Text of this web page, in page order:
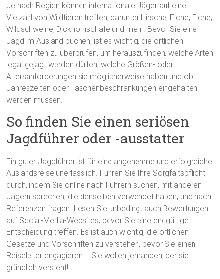
Je nach Region können internationale Jäger auf eine
Vielzahl von Wildtieren treffen, darunter Hirsche, Elche, Elche,
Wildschweine, Dickhornschafe und mehr. Bevor Sie eine
Jagd im Ausland buchen, ist es wichtig, die örtlichen
Vorschriften zu überprüfen, um herauszufinden, welche Arten
legal gejagt werden dürfen, welche Größen- oder
Altersanforderungen sie möglicherweise haben und ob
Jahreszeiten oder Taschenbeschränkungen eingehalten
werden müssen.
So finden Sie einen seriösen
Jagdführer oder -ausstatter
Ein guter Jagdführer ist für eine angenehme und erfolgreiche
Auslandsreise unerlässlich. Führen Sie Ihre Sorgfaltspflicht
durch, indem Sie online nach Führern suchen, mit anderen
Jägern sprechen, die denselben verwendet haben, und nach
Referenzen fragen. Lesen Sie unbedingt auch Bewertungen
auf Social-Media-Websites, bevor Sie eine endgültige
Entscheidung treffen. Es ist auch wichtig, die örtlichen
Gesetze und Vorschriften zu verstehen, bevor Sie einen
Reiseleiter engagieren – Sie wollen jemanden, der sie
gründlich versteht!